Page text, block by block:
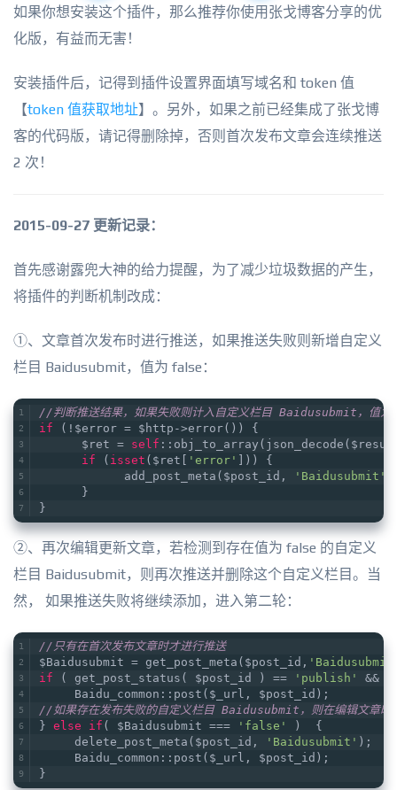
如果你想安装这个插件，那么推荐你使用张戈博客分享的优
化版，有益而无害！
安装插件后，记得到插件设置界面填写域名和 token 值
【token 值获取地址】。另外，如果之前已经集成了张戈博
客的代码版，请记得删除掉，否则首次发布文章会连续推送
2 次！
2015-09-27 更新记录：
首先感谢露兜大神的给力提醒，为了减少垃圾数据的产生，
将插件的判断机制改成：
①、文章首次发布时进行推送，如果推送失败则新增自定义
栏目 Baidusubmit，值为 false：
//判断推送结果，如果失败则计入自定义栏目 Baidusubmit，值
if (!$error = $http->error()) {
      $ret =
self
if ( isset ($ret[ 'error' ])) {
            add_post_meta($post_id,
'Baidusubmit'
      }
}
②、再次编辑更新文章，若检测到存在值为 false 的自定义
栏目 Baidusubmit，则再次推送并删除这个自定义栏目。当
然， 如果推送失败将继续添加，进入第二轮：
//只有在首次发布文章时才进行推送
$Baidusubmit = get_post_meta($post_id,
if ( get_post_status( $post_id ) == 'publish'
&&
     Baidu_common::post($_url, $post_id);
//如果存在发布失败的自定义栏目 Baidusubmit，则在编辑文章时
} else if ( $Baidusubmit === 'false'
)  {
     delete_post_meta($post_id,
'Baidusubmit' );
     Baidu_common::post($_url, $post_id);
}